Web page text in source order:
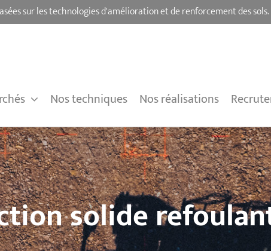
sur les technologies d'amélioration et de renforcement des sols.
Nos techniques Nos réalisations
solide